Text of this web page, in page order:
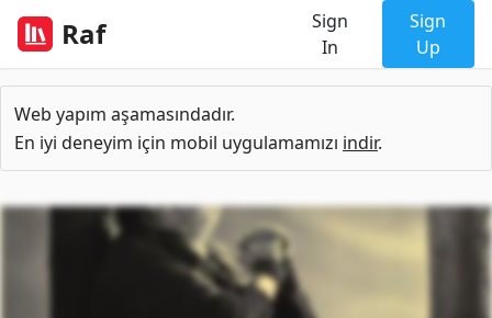
Raf
Sign
In
Sign
Up
Web yapım aşamasındadır.
En iyi deneyim için mobil uygulamamızı indir.